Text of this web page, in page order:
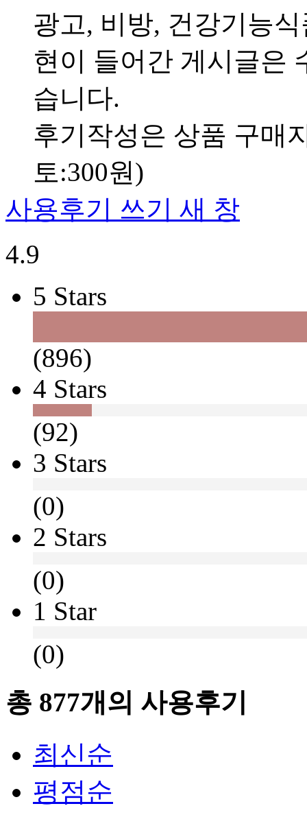
광고, 비방, 건강기능
현이 들어간 게시글은
습니다.
후기작성은 상품 구매
토:300원)
사용후기 쓰기 새 창
4.9
5 Stars
(896)
4 Stars
(92)
3 Stars
(0)
2 Stars
(0)
1 Star
(0)
총 877개의 사용후기
최신순
평점순